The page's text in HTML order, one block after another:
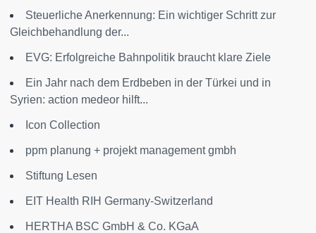
Steuerliche Anerkennung: Ein wichtiger Schritt zur
Gleichbehandlung der...
EVG: Erfolgreiche Bahnpolitik braucht klare Ziele
Ein Jahr nach dem Erdbeben in der Türkei und in
Syrien: action medeor hilft...
Icon Collection
ppm planung + projekt management gmbh
Stiftung Lesen
EIT Health RIH Germany-Switzerland
HERTHA BSC GmbH & Co. KGaA